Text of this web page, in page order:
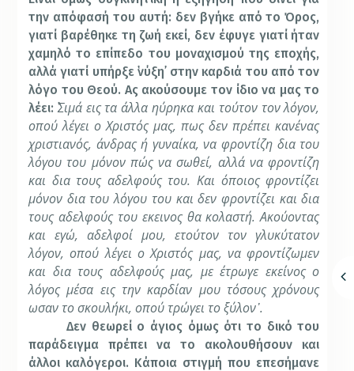
την απόφασή του αυτή: δεν βγήκε από το Όρος,
γιατί βαρέθηκε τη ζωή εκεί, δεν έφυγε γιατί ήταν
χαμηλό το επίπεδο του μοναχισμού της εποχής,
αλλά γιατί υπήρξε ῾νύξη᾽ στην καρδιά του από τον
λόγο του Θεού. Ας ακούσουμε τον ίδιο να μας το
λέει: ῾Σιμά εις τα άλλα ηύρηκα και τούτον τον λόγον,
οπού λέγει ο Χριστός μας, πως δεν πρέπει κανένας
χριστιανός, άνδρας ή γυναίκα, να φροντίζη δια του
λόγου του μόνον πώς να σωθεί, αλλά να φροντίζη
και δια τους αδελφούς του. Και όποιος φροντίζει
μόνον δια του λόγου του και δεν φροντίζει και δια
τους αδελφούς του εκεινος θα κολαστή. Ακούοντας
και εγώ, αδελφοί μου, ετούτον τον γλυκύτατον
λόγον, οπού λέγει ο Χριστός μας, να φροντίζωμεν
και δια τους αδελφούς μας, με έτρωγε εκείνος ο
λόγος μέσα εις την καρδίαν μου τόσους χρόνους
ωσαν το σκουλήκι, οπού τρώγει το ξύλον᾽.
Δεν θεωρεί ο άγιος όμως ότι το δικό του
παράδειγμα πρέπει να το ακολουθήσουν και
άλλοι καλόγεροι. Κάποια στιγμή που επεσήμανε